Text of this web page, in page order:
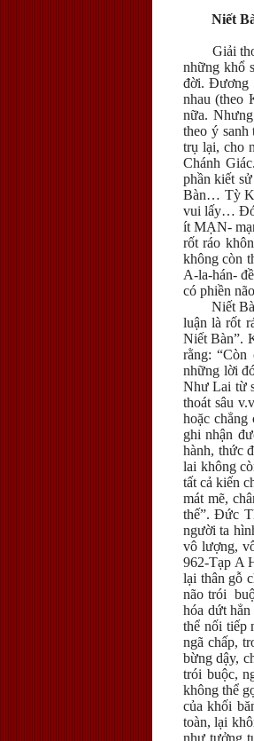
Niết
Giải
những khổ
đời. Đương
nhau (theo
nữa.
theo ý
trụ lại, cho
Chánh
phần kiết
Bàn… Tỳ
vui lấy… Đó
ít MẠN-
rốt ráo
không còn
A-la-hán-
có phiền
Niết
luận là rốt
Niết Bàn”.
rằng:
những lời
Như Lai từ
thoát sâu
hoặc
ghi nhận
hành, thức
lai không
tất cả kiến
mát mẽ,
thế”. Đức
người ta
vô lượng,
962-Tạp A
lại thân gỗ
não trói
hóa dứt
thể nối tiếp
ngã chấp,
bừng dậy,
trói buộc,
không thể
của khối
toàn, lại
như tưởng